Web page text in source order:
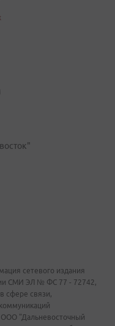
сетевого издания
СМИ ЭЛ № ФС 77 - 72742,
сфере связи,
ООО "Дальневосточный